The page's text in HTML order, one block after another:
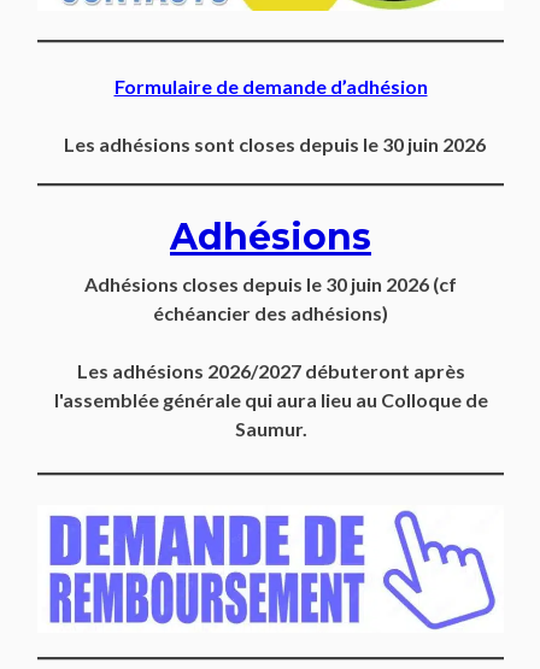
Formulaire de demande d’adhésion
Les adhésions sont closes depuis le 30 juin 2026
Adhésions
Adhésions closes depuis le 30 juin 2026 (cf
échéancier des adhésions)
Les adhésions 2026/2027 débuteront après
l'assemblée générale qui aura lieu au Colloque de
Saumur.